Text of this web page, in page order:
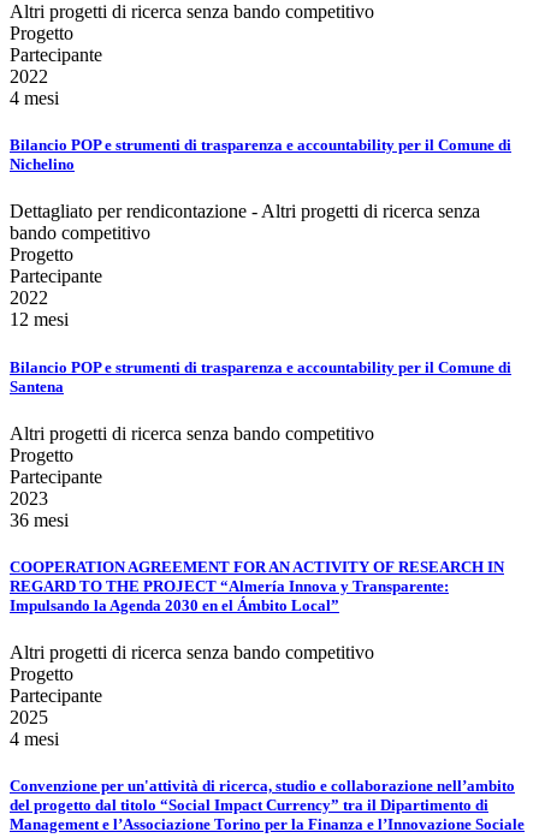
Altri progetti di ricerca senza bando competitivo
Progetto
Partecipante
2022
4 mesi
Bilancio POP e strumenti di trasparenza e accountability per il Comune di
Nichelino
Dettagliato per rendicontazione - Altri progetti di ricerca senza
bando competitivo
Progetto
Partecipante
2022
12 mesi
Bilancio POP e strumenti di trasparenza e accountability per il Comune di
Santena
Altri progetti di ricerca senza bando competitivo
Progetto
Partecipante
2023
36 mesi
COOPERATION AGREEMENT FOR AN ACTIVITY OF RESEARCH IN
REGARD TO THE PROJECT “Almería Innova y Transparente:
Impulsando la Agenda 2030 en el Ámbito Local”
Altri progetti di ricerca senza bando competitivo
Progetto
Partecipante
2025
4 mesi
Convenzione per un'attività di ricerca, studio e collaborazione nell’ambito
del progetto dal titolo “Social Impact Currency” tra il Dipartimento di
Management e l’Associazione Torino per la Finanza e l’Innovazione Sociale